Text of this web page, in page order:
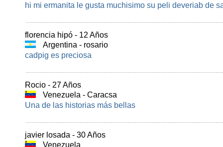
hi mi ermanita le gusta muchisimo su peli deveriab de
florencia hipó - 12 Años
Argentina - rosario
cadpig es preciosa
Rocio - 27 Años
Venezuela - Caracsa
Una de las historias más bellas
javier losada - 30 Años
Venezuela